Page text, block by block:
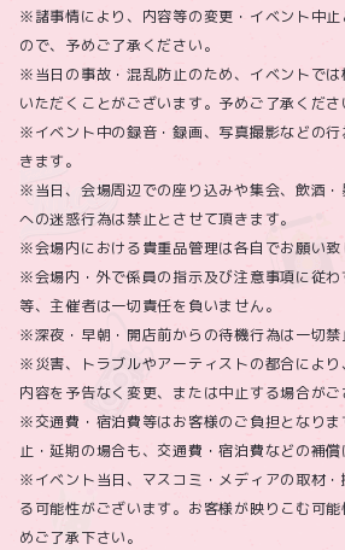
※諸事情により、内容等の変更・イベント中
ので、予めご了承ください。
※当日の事故・混乱防止のため、イベントで
いただくことがございます。予めご了承くださ
※イベント中の録音・録画、写真撮影などの
きます。
※当日、会場周辺での座り込みや集会、飲酒
への迷惑行為は禁止とさせて頂きます。
※会場内における貴重品管理は各自でお願い致
※会場内・外で係員の指示及び注意事項に従
等、主催者は一切責任を負いません。
※深夜・早朝・開店前からの待機行為は一切禁
※災害、トラブルやアーティストの都合によ
内容を予告なく変更、または中止する場合がご
※交通費・宿泊費等はお客様のご負担となり
止・延期の場合も、交通費・宿泊費などの補償
※イベント当日、マスコミ・メディアの取材
る可能性がございます。お客様が映りこむ可
めご了承下さい。